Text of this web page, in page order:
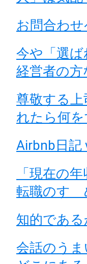
お問合わせ
今や「選
経営者の方
尊敬する
れたら何
Airbnb日
「現在の
転職のすゝ
知的であ
会話のう